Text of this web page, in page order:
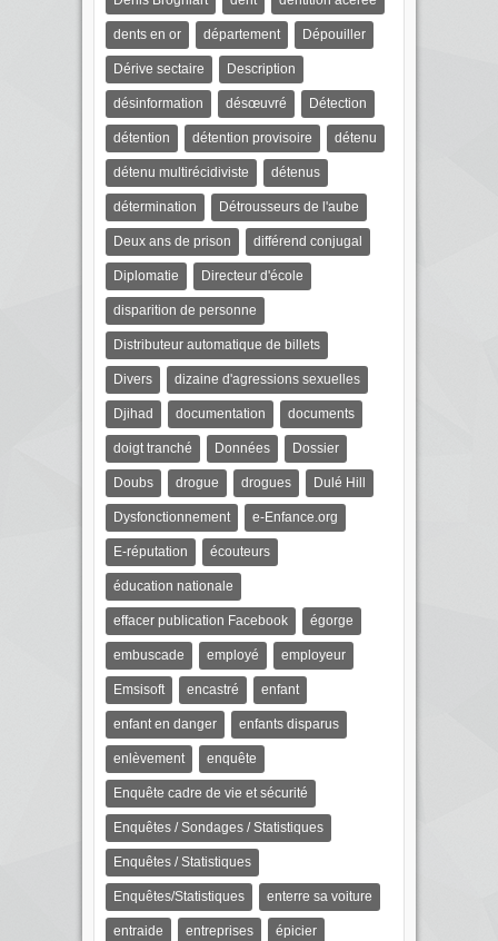
dents en or département Dépouiller
Dérive sectaire Description
désinformation désœuvré Détection
détention détention provisoire détenu
détenu multirécidiviste détenus
détermination Détrousseurs de l'aube
Deux ans de prison différend conjugal
Diplomatie Directeur d'école
disparition de personne
Distributeur automatique de billets
Divers dizaine d'agressions sexuelles
Djihad documentation documents
doigt tranché Données Dossier
Doubs drogue drogues Dulé Hill
Dysfonctionnement e-Enfance.org
E-réputation écouteurs
éducation nationale
effacer publication Facebook égorge
embuscade employé employeur
Emsisoft encastré enfant
enfant en danger enfants disparus
enlèvement enquête
Enquête cadre de vie et sécurité
Enquêtes / Sondages / Statistiques
Enquêtes / Statistiques
Enquêtes/Statistiques enterre sa voiture
entraide entreprises épicier